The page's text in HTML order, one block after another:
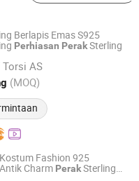
Berlapis Emas S925
Perhiasan PerakSterling
Torsi AS
(MOQ)mulai 2022
Kostum Fashion 925
Antik Charm PerakSterling